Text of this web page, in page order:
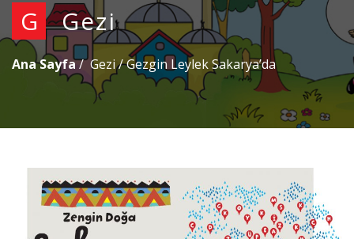
G Gezi
Ana Sayfa Gezi /Gezgin Leylek Sakarya’da